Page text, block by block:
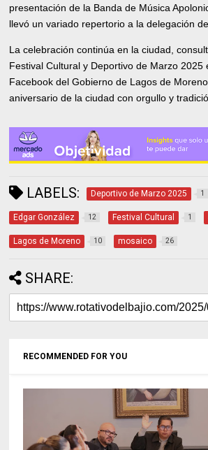
presentación de la Banda de Música
llevó un variado repertorio a la delegación
La celebración continúa en la ciudad,
Festival Cultural y Deportivo de Marzo 2025
Facebook del Gobierno de Lagos de
aniversario de la ciudad con orgullo y
LABELS: Deportivo de Marzo 2025 1
Edgar González 12 Festival Cultural 1
Lagos de Moreno 10 mosaico 26
SHARE:
RECOMMENDED FOR YOU